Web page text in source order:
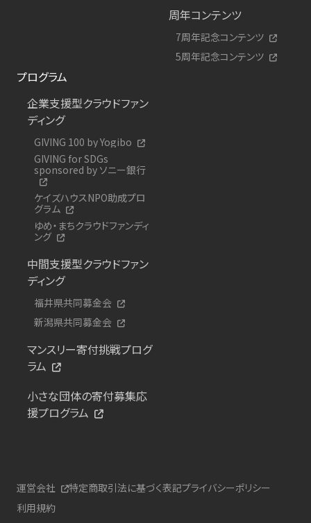
周年コンテンツ
7周年記念コンテンツ
5周年記念コンテンツ
プログラム
企業支援型クラウドファン
ディング
GIVING 100 by Yogibo
GIVING for SDGs
sponsored by ソニー銀行
ケイズハウスNPO助成プロ
グラム
ゆめ・まちクラウドファンディ
ング
中間支援型クラウドファン
ディング
福井県共同募金会
新潟県共同募金会
マンスリー寄付挑戦プログ
ラム
小さな団体の寄付募集応
援プログラム
運営会社 特定商取引法に基づく表記プライバシーポリシー
利用規約